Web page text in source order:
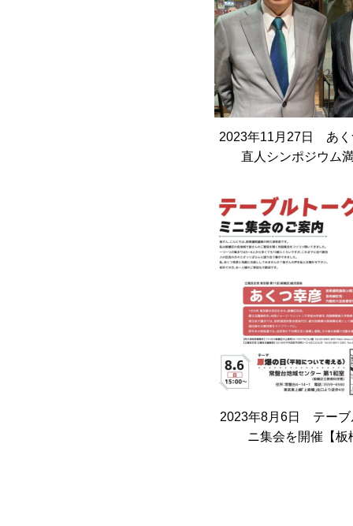
2023年11月27日 あく
直人シンポジウム
2023年8月6日 テーブ
ニ集会を開催【板